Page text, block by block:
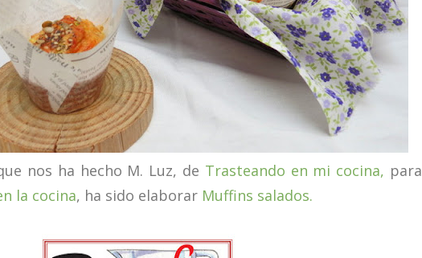
nos ha hecho M. Luz, de Trasteando en mi cocina, para
la cocina, ha sido elaborar Muffins salados.